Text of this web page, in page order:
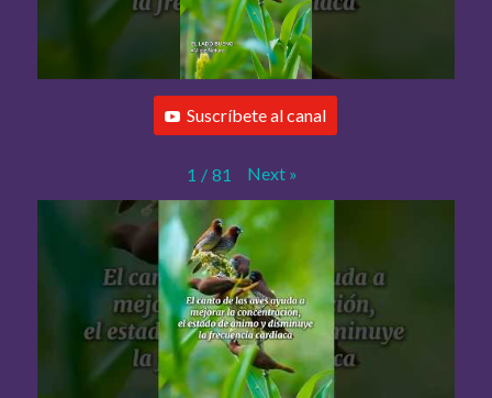
Suscríbete al canal
1 / 81 Next »